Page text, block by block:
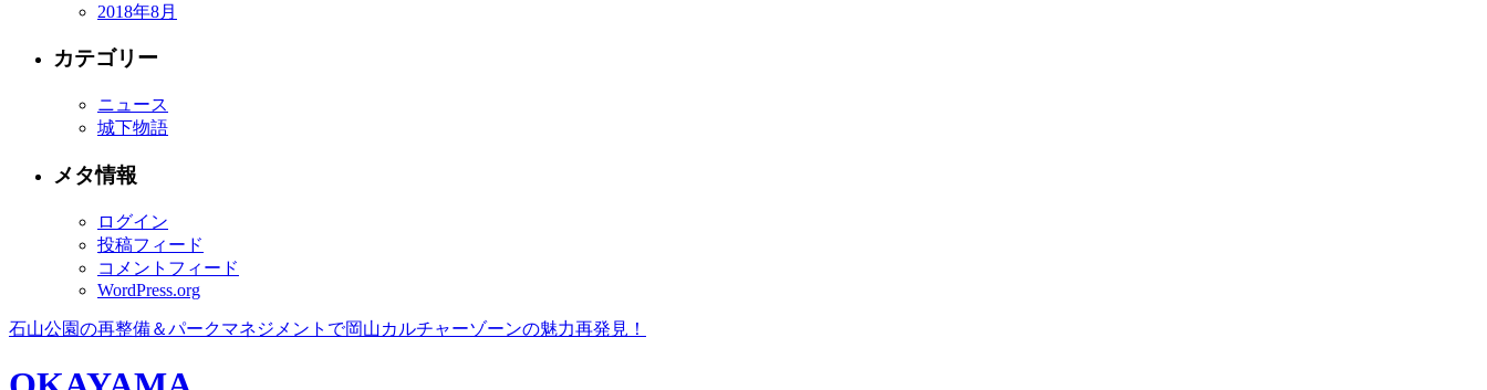
2018年8月
カテゴリー
ニュース
城下物語
メタ情報
ログイン
投稿フィード
コメントフィード
WordPress.org
石山公園の再整備＆パークマネジメントで岡山カルチャーゾーンの魅力再発見！